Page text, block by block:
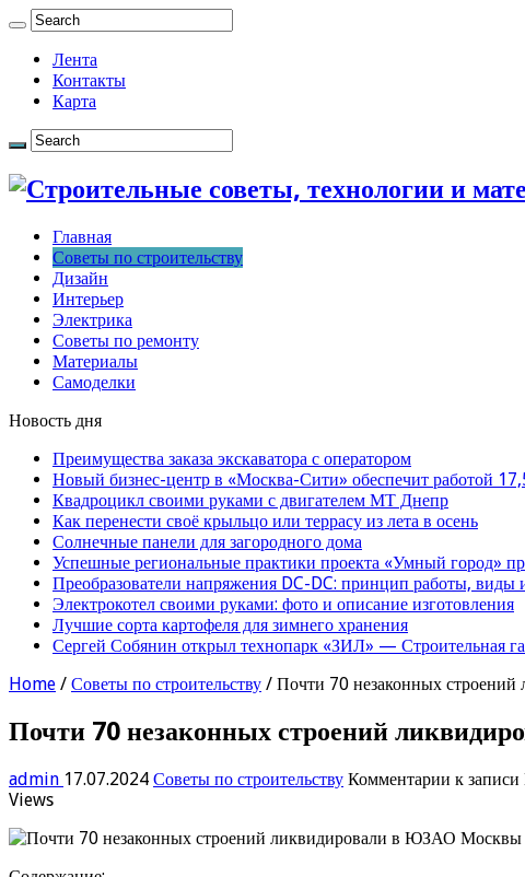
Лента
Контакты
Карта
Главная
Советы по строительству
Дизайн
Интерьер
Электрика
Советы по ремонту
Материалы
Самоделки
Новость дня
Преимущества заказа экскаватора с оператором
Новый бизнес-центр в «Москва-Сити» обеспечит работой
Квадроцикл своими руками с двигателем МТ Днепр
Как перенести своё крыльцо или террасу из лета в осень
Солнечные панели для загородного дома
Успешные региональные практики проекта «Умный город»
Преобразователи напряжения DC-DC: принцип работы, виды
Электрокотел своими руками: фото и описание изготовления
Лучшие сорта картофеля для зимнего хранения
Сергей Собянин открыл технопарк «ЗИЛ» — Строительная
Home / Советы по строительству / Почти 70 незаконных
Почти 70 незаконных строений
admin 17.07.2024 Советы по строительству Комментарии к
Views